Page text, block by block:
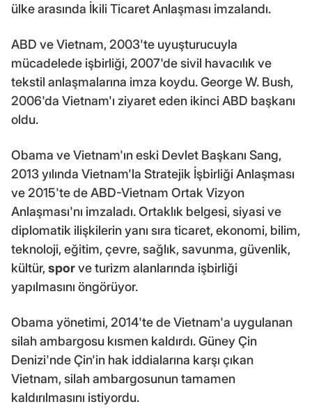
ülke arasında İkili Ticaret Anlaşması imzalandı.
ABD ve Vietnam, 2003'te uyuşturucuyla
mücadelede işbirliği, 2007'de sivil havacılık ve
tekstil anlaşmalarına imza koydu. George W. Bush,
2006'da Vietnam'ı ziyaret eden ikinci ABD başkanı
oldu.
Obama ve Vietnam'ın eski Devlet Başkanı Sang,
2013 yılında Vietnam'la Stratejik İşbirliği Anlaşması
ve 2015'te de ABD-Vietnam Ortak Vizyon
Anlaşması'nı imzaladı. Ortaklık belgesi, siyasi ve
diplomatik ilişkilerin yanı sıra ticaret, ekonomi, bilim,
teknoloji, eğitim, çevre, sağlık, savunma, güvenlik,
kültür,sporve turizm alanlarında işbirliği
yapılmasını öngörüyor.
Obama yönetimi, 2014'te de Vietnam'a uygulanan
silah ambargosu kısmen kaldırdı. Güney Çin
Denizi'nde Çin'in hak iddialarına karşı çıkan
Vietnam, silah ambargosunun tamamen
kaldırılmasını istiyordu.